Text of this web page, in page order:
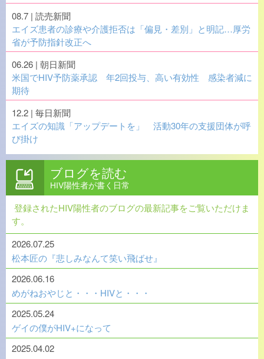
08.7 | 読売新聞
エイズ患者の診療や介護拒否は「偏見・差別」と明記…厚労
省が予防指針改正へ
06.26 | 朝日新聞
米国でHIV予防薬承認 年2回投与、高い有効性 感染者減に
期待
12.2 | 毎日新聞
エイズの知識「アップデートを」 活動30年の支援団体が呼
び掛け
ブログを読む
HIV陽性者が書く日常
登録されたHIV陽性者のブログの最新記事をご覧いただけま
す。
2026.07.25
松本匠の『悲しみなんて笑い飛ばせ』
2026.06.16
めがねおやじと・・・HIVと・・・
2025.05.24
ゲイの僕がHIV+になって
2025.04.02